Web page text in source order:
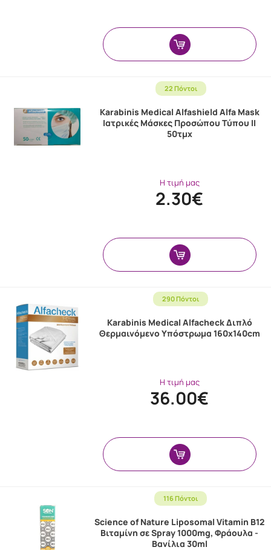
22 Πόντοι
Karabinis Medical Alfashield Alfa Mask
Ιατρικές Μάσκες Προσώπου Τύπου ΙΙ
50τμχ
Η τιμή μας
2.30€
290 Πόντοι
Karabinis Medical Alfacheck Διπλό
Θερμαινόμενο Υπόστρωμα 160x140cm
Η τιμή μας
36.00€
116 Πόντοι
Science of Nature Liposomal Vitamin B12
Βιταμίνη σε Spray 1000mg, Φράουλα -
Βανίλια 30ml